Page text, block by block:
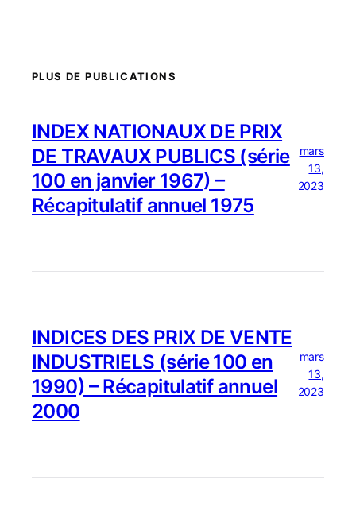
PLUS DE PUBLICATIONS
INDEX NATIONAUX DE PRIX
DE TRAVAUX PUBLICS (série
100 en janvier 1967) –
Récapitulatif annuel 1975
mars
13,
2023
INDICES DES PRIX DE VENTE
INDUSTRIELS (série 100 en
1990) – Récapitulatif annuel
2000
mars
13,
2023